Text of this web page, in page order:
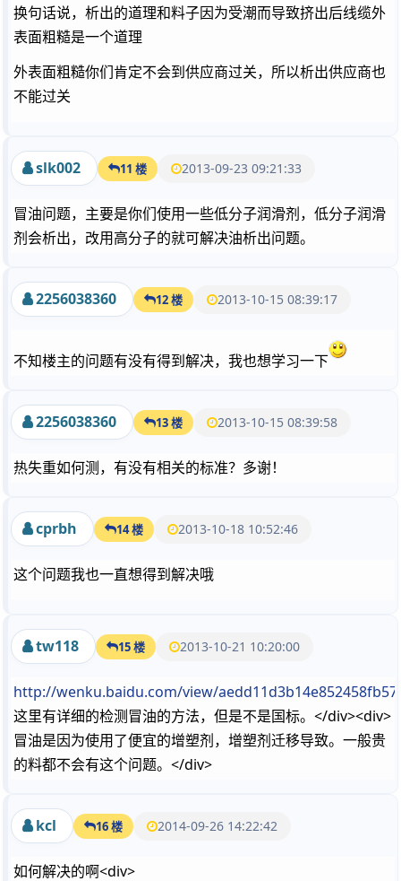
换句话说，析出的道理和料子因为受潮而导致挤出后线缆外
表面粗糙是一个道理
外表面粗糙你们肯定不会到供应商过关，所以析出供应商也
不能过关
slk002 11 楼 2013-09-23 09:21:33
冒油问题，主要是你们使用一些低分子润滑剂，低分子润滑
剂会析出，改用高分子的就可解决油析出问题。
2256038360 12 楼 2013-10-15 08:39:17
不知楼主的问题有没有得到解决，我也想学习一下
2256038360 13 楼 2013-10-15 08:39:58
热失重如何测，有没有相关的标准？多谢！
cprbh 14 楼 2013-10-18 10:52:46
这个问题我也一直想得到解决哦
tw118 15 楼 2013-10-21 10:20:00
http://wenku.baidu.com/view/
这里有详细的检测冒油的方法，但是不是国标。</div><div>
冒油是因为使用了便宜的增塑剂，增塑剂迁移导致。一般贵
的料都不会有这个问题。</div>
kcl 16 楼 2014-09-26 14:22:42
如何解决的啊<div>